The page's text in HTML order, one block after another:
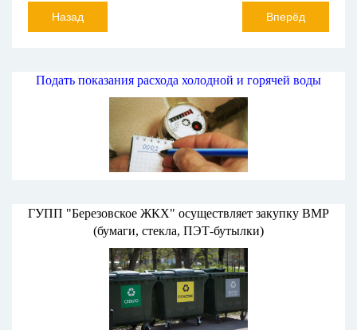
Назад Вперёд
Подать показания расхода холодной и горячей воды
ГУПП "Березовское ЖКХ" осуществляет закупку ВМР
(бумаги, стекла, ПЭТ-бутылки)